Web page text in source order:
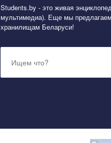
Students.by - это живая
мультимедиа). Еще мы
хранилищам Беларуси!